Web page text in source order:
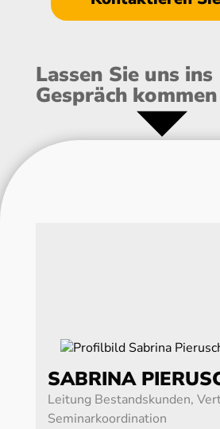
Lassen Sie uns ins
Gespräch kommen
SABRINA
Leitung Bestandskunden,
Seminarkoordination